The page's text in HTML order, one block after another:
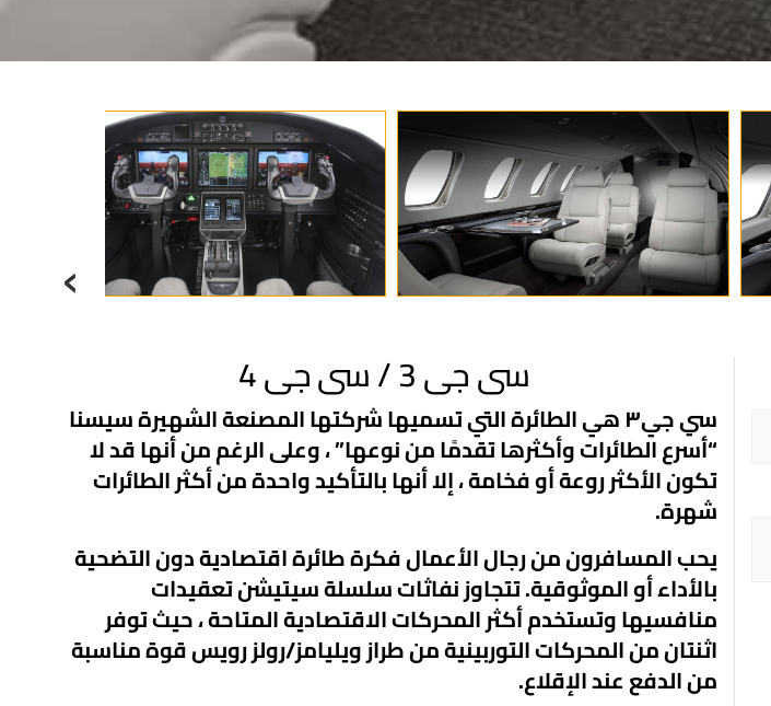
‹
سى جى 3 / سى جى 4
سي جي٣ هي الطائرة التي تسميها شركتها المصنعة الشهيرة سيسنا
“أسرع الطائرات وأكثرها تقدمًا من نوعها” ، وعلى الرغم من أنها قد لا
تكون الأكثر روعة أو فخامة ، إلا أنها بالتأكيد واحدة من أكثر الطائرات
شهرة.
يحب المسافرون من رجال الأعمال فكرة طائرة اقتصادية دون التضحية
بالأداء أو الموثوقية. تتجاوز نفاثات سلسلة سيتيشن تعقيدات
منافسيها وتستخدم أكثر المحركات الاقتصادية المتاحة ، حيث توفر
اثنتان من المحركات التوربينية من طراز ويليامز/رولز رويس قوة مناسبة
من الدفع عند الإقلاع.